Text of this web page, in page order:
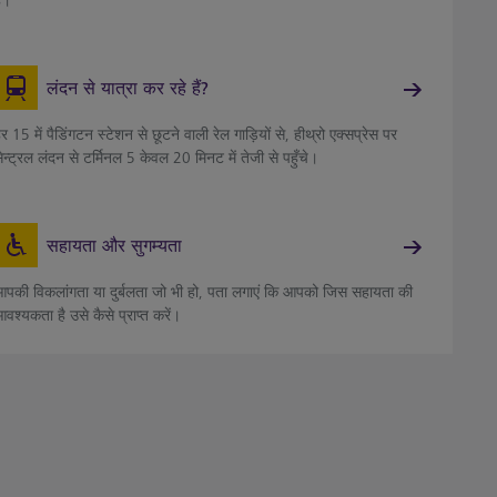
लंदन से यात्रा कर रहे हैं?
15 में पैडिंगटन स्टेशन से छूटने वाली रेल गाड़ियों से, हीथ्रो एक्सप्रेस पर
लंदन से टर्मिनल 5 केवल 20 मिनट में तेजी से पहुँचे।
सहायता और सुगम्यता
विकलांगता या दुर्बलता जो भी हो, पता लगाएं कि आपको जिस सहायता की
है उसे कैसे प्राप्त करें।